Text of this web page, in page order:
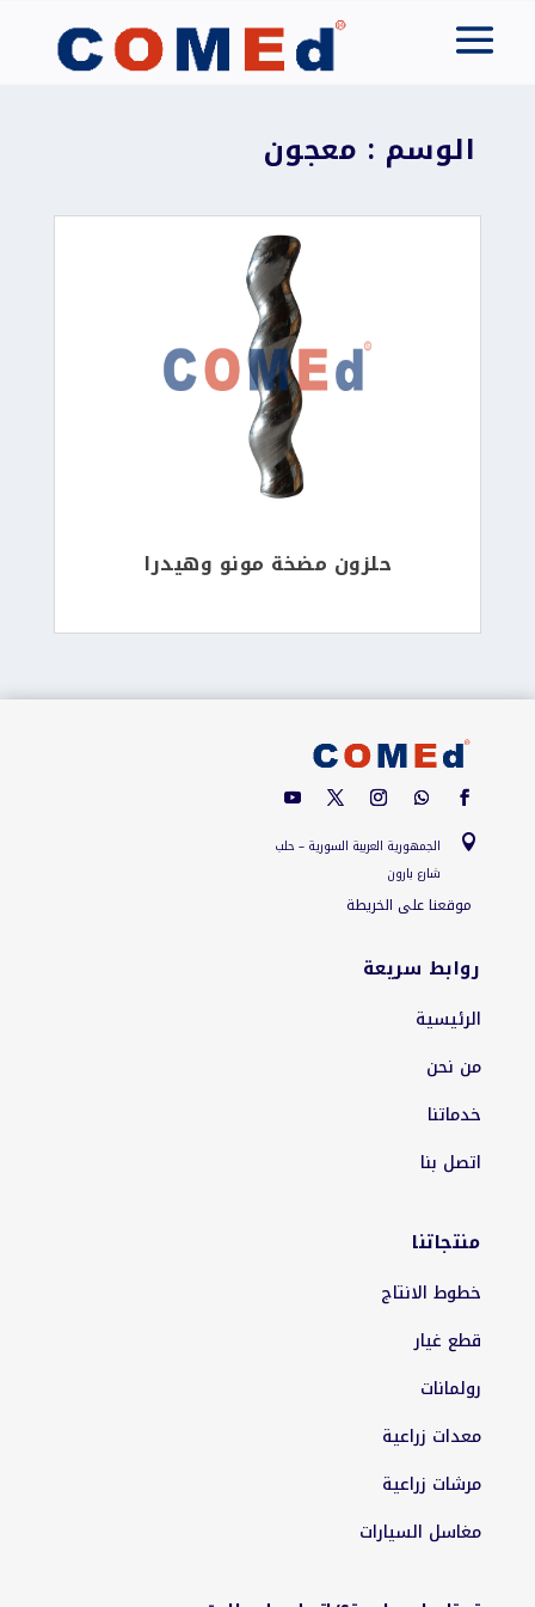
الوسم : معجون
حلزون مضخة مونو وهيدرا

الجمهورية العربية السورية – حلب
شارع بارون
موقعنا على الخريطة
روابط سريعة
الرئيسية
من نحن
خدماتنا
اتصل بنا
منتجاتنا
خطوط الانتاج
قطع غيار
رولمانات
معدات زراعية
مرشات زراعية
مغاسل السيارات